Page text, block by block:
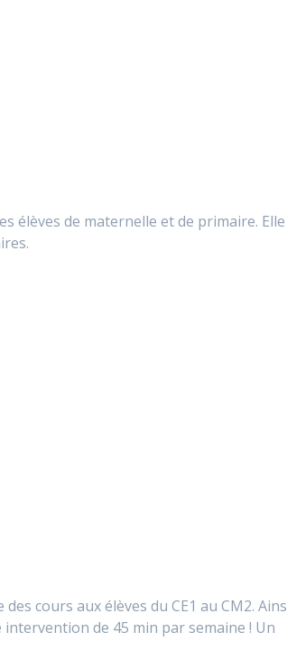
élèves de maternelle et de primaire. Elle
cours aux élèves du CE1 au CM2.
intervention de 45 min par semaine ! Un